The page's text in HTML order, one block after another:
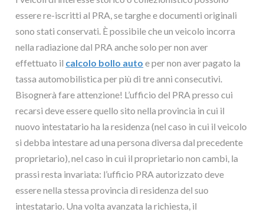
essere re-iscritti al PRA, se targhe e documenti originali
sono stati conservati. È possibile che un veicolo incorra
nella radiazione dal PRA anche solo per non aver
effettuato il calcolo bollo auto e per non aver pagato la
tassa automobilistica per più di tre anni consecutivi.
Bisognerà fare attenzione! L’ufficio del PRA presso cui
recarsi deve essere quello sito nella provincia in cui il
nuovo intestatario ha la residenza (nel caso in cui il veicolo
si debba intestare ad una persona diversa dal precedente
proprietario), nel caso in cui il proprietario non cambi, la
prassi resta invariata: l’ufficio PRA autorizzato deve
essere nella stessa provincia di residenza del suo
intestatario. Una volta avanzata la richiesta, il